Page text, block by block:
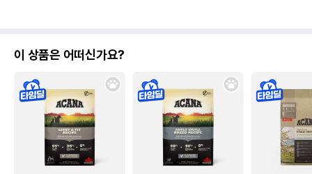
이 상품은 어떠신가요?